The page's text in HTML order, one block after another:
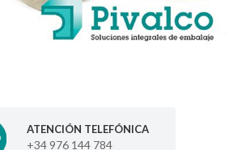
ATENCIÓN TELEFÓNICA
+34 976 144 784